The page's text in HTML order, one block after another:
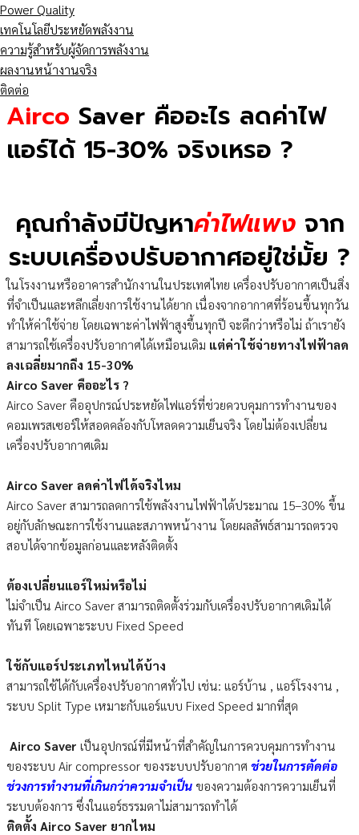
Power Quality
เทคโนโลยีประหยัดพลังงาน
ความรู้สำหรับผู้จัดการพลังงาน
ผลงานหน้างานจริง
ติดต่อ
Airco Saver คืออะไร ลดค่าไฟ
แอร์ได้ 15-30% จริงเหรอ ?
คุณกำลังมีปัญหาค่าไฟแพงจาก
ระบบเครื่องปรับอากาศอยู่ใช่มั้ย ?
ในโรงงานหรืออาคารสำนักงานในประเทศไทย เครื่องปรับอากาศเป็นสิ่ง
ที่จำเป็นและหลีกเลี่ยงการใช้งานได้ยาก เนื่องจากอากาศที่ร้อนขึ้นทุกวัน
ทำให้ค่าใช้จ่าย โดยเฉพาะค่าไฟฟ้าสูงขึ้นทุกปี จะดีกว่าหรือไม่ ถ้าเรายัง
สามารถใช้เครื่องปรับอากาศได้เหมือนเดิม แต่ค่าใช้จ่ายทางไฟฟ้าลด
ลงเฉลี่ยมากถึง 15-30%
Airco Saver คืออะไร ?
Airco Saver คืออุปกรณ์ประหยัดไฟแอร์ที่ช่วยควบคุมการทำงานของ
คอมเพรสเซอร์ให้สอดคล้องกับโหลดความเย็นจริง โดยไม่ต้องเปลี่ยน
เครื่องปรับอากาศเดิม
Airco Saver ลดค่าไฟได้จริงไหม
Airco Saver สามารถลดการใช้พลังงานไฟฟ้าได้ประมาณ 15–30% ขึ้น
อยู่กับลักษณะการใช้งานและสภาพหน้างาน โดยผลลัพธ์สามารถตรวจ
สอบได้จากข้อมูลก่อนและหลังติดตั้ง
ต้องเปลี่ยนแอร์ใหม่หรือไม่
ไม่จำเป็น Airco Saver สามารถติดตั้งร่วมกับเครื่องปรับอากาศเดิมได้
ทันที โดยเฉพาะระบบ Fixed Speed
ใช้กับแอร์ประเภทไหนได้บ้าง
สามารถใช้ได้กับเครื่องปรับอากาศทั่วไป เช่น: แอร์บ้าน , แอร์โรงงาน ,
ระบบ Split Type เหมาะกับแอร์แบบ Fixed Speed มากที่สุด
Airco Saver เป็นอุปกรณ์ที่มีหน้าที่สำคัญในการควบคุมการทำงาน
ของระบบ Air compressor ของระบบปรับอากาศช่วยในการตัดต่อ
ช่วงการทำงานที่เกินกว่าความจำเป็น ของความต้องการความเย็นที่
ระบบต้องการ ซึ่งในแอร์ธรรมดาไม่สามารถทำได้
ติดตั้ง Airco Saver ยากไหม